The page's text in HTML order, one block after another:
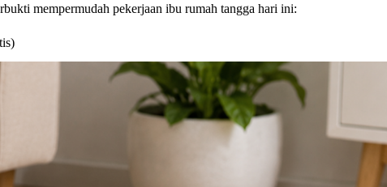
mempermudah pekerjaan ibu rumah tangga hari ini: